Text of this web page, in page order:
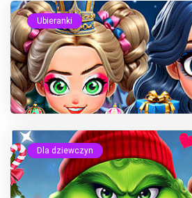
Ubieranki
Dla dziewczyn